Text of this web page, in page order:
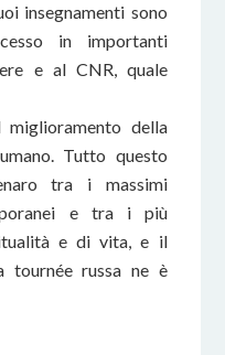
insegnamenti sono
in importanti
e al CNR, quale
della
Tutto questo
tra i massimi
e tra i più
e di vita, e il
tournée russa ne è